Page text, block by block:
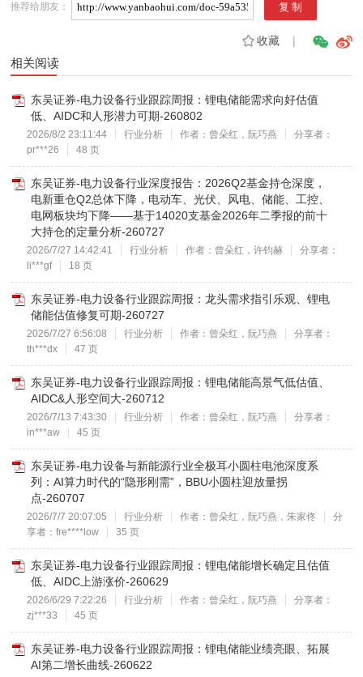
推荐给朋友：
收藏|
相关阅读
东吴证券-电力设备行业跟踪周报：锂电储能需求向好估值
低、AIDC和人形潜力可期-260802
2026/8/2 23:11:44 行业分析 作者：曾朵红，阮巧燕
分享者：
pr***26
48 页
东吴证券-电力设备行业深度报告：2026Q2基金持仓深度，
电新重仓Q2总体下降，电动车、光伏、风电、储能、工控、
电网板块均下降——基于14020支基金2026年二季报的前十
大持仓的定量分析-260727
2026/7/27 14:42:41 行业分析 作者：曾朵红，许钧赫
分享者：
li***gf
18 页
东吴证券-电力设备行业跟踪周报：龙头需求指引乐观、锂电
储能估值修复可期-260727
2026/7/27 6:56:08 行业分析 作者：曾朵红，阮巧燕
分享者：
th***dx
47 页
东吴证券-电力设备行业跟踪周报：锂电储能高景气低估值、
AIDC&人形空间大-260712
2026/7/13 7:43:30 行业分析 作者：曾朵红，阮巧燕
分享者：
in***aw
45 页
东吴证券-电力设备与新能源行业全极耳小圆柱电池深度系
列：AI算力时代的“隐形刚需”，BBU小圆柱迎放量拐
点-260707
2026/7/7 20:07:05 行业分析 作者：曾朵红，阮巧燕，朱家佟
分
享者：fre****low
35 页
东吴证券-电力设备行业跟踪周报：锂电储能增长确定且估值
低、AIDC上游涨价-260629
2026/6/29 7:22:26 行业分析 作者：曾朵红，阮巧燕
分享者：
zj***33
45 页
东吴证券-电力设备行业跟踪周报：锂电储能业绩亮眼、拓展
AI第二增长曲线-260622